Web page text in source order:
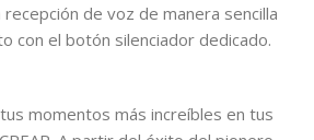
de voz de manera sencilla
con el botón silenciador dedicado.
momentos más increíbles en tus